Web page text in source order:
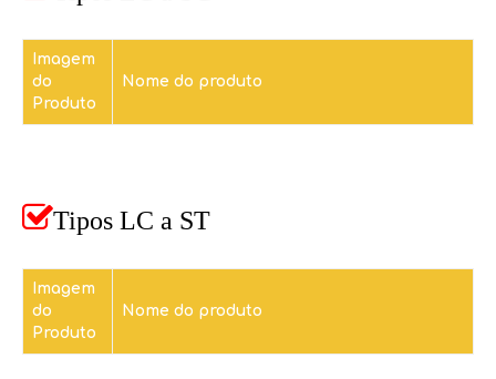
Imagem
do
Produto
Nome do produto
Tipos LC a ST
Imagem
do
Produto
Nome do produto